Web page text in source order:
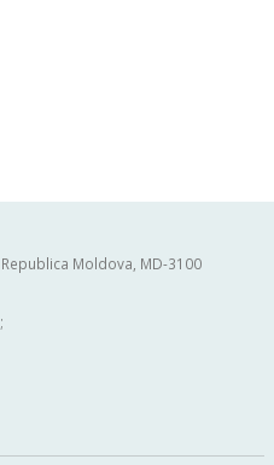
Republica Moldova, MD-3100